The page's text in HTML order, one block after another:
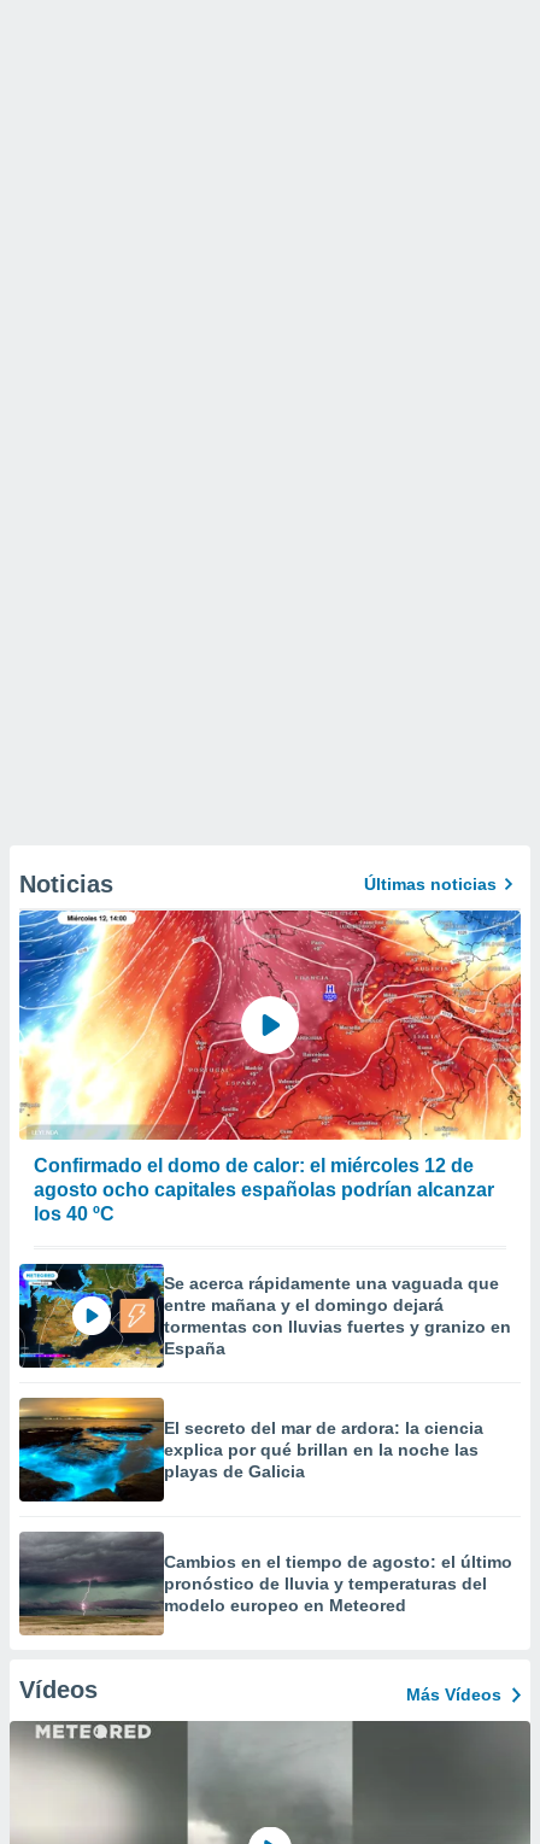
Noticias Últimas noticias
Confirmado el domo de calor: el miércoles 12 de
agosto ocho capitales españolas podrían alcanzar
los 40 ºC
Se acerca rápidamente una vaguada que
entre mañana y el domingo dejará
tormentas con lluvias fuertes y granizo en
España
El secreto del mar de ardora: la ciencia
explica por qué brillan en la noche las
playas de Galicia
Cambios en el tiempo de agosto: el último
pronóstico de lluvia y temperaturas del
modelo europeo en Meteored
Vídeos Más Vídeos